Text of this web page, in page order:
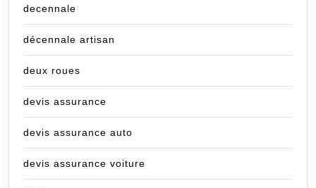
decennale
décennale artisan
deux roues
devis assurance
devis assurance auto
devis assurance voiture